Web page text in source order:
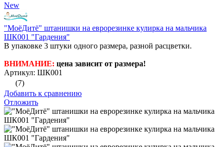
New
"МоёДитё" штанишки на еврорезинке кулирка на мальчика
ШК001 "Гардения"
В упаковке 3 штуки одного размера, разной расцветки.
ВНИМАНИЕ: цена зависит от размера!
Артикул: ШК001
(7)
Добавить к сравнению
Отложить